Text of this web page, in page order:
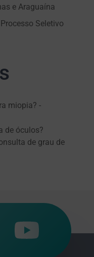
e Araguaína
Processo Seletivo
miopia? -
de óculos?
de grau de